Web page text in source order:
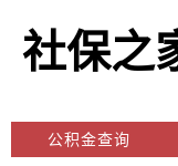
社保之
公积金查询